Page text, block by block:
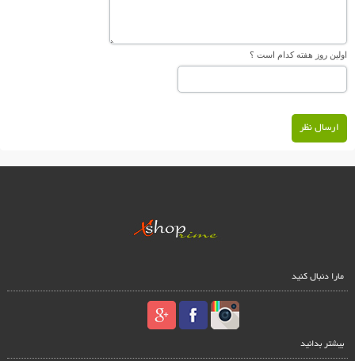
اولین روز هفته کدام است ؟
ارسال نظر
مارا دنبال کنید
بیشتر بدانید